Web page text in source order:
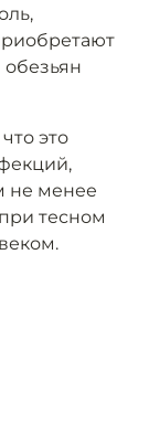
это
не менее
тесном